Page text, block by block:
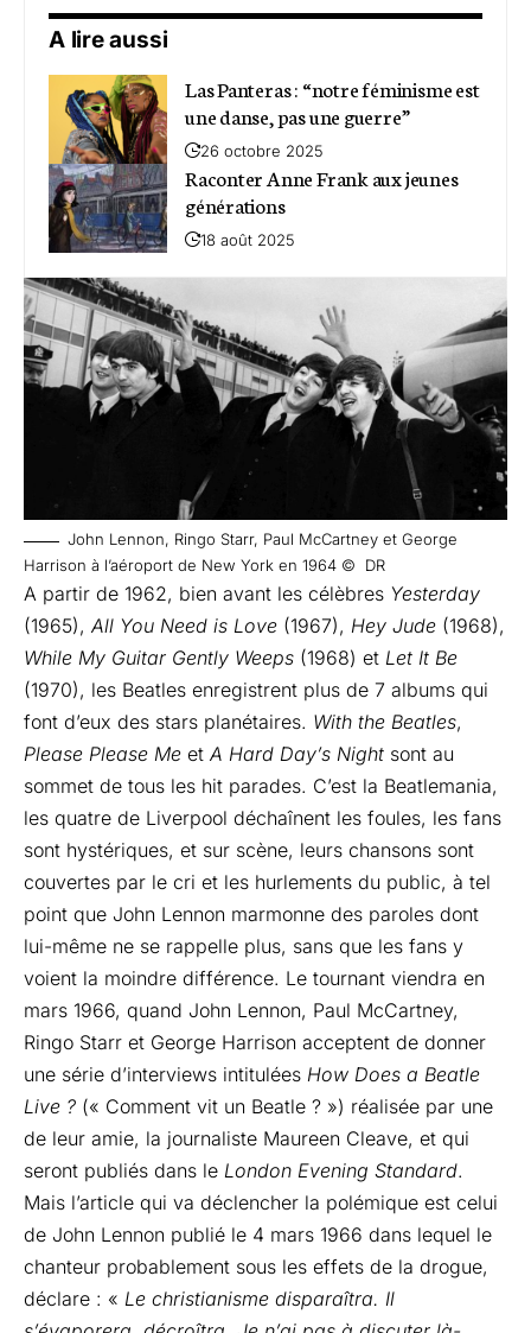
A lire aussi
Las Panteras : “notre féminisme est
une danse, pas une guerre”
26 octobre 2025
Raconter Anne Frank aux jeunes
générations
18 août 2025
John Lennon, Ringo Starr, Paul McCartney et George
Harrison à l’aéroport de New York en 1964 © DR
A partir de 1962, bien avant les célèbres Yesterday
(1965), All You Need is Love (1967), Hey Jude (1968),
While My Guitar Gently Weeps (1968) et Let It Be
(1970), les Beatles enregistrent plus de 7 albums qui
font d’eux des stars planétaires. With the Beatles,
Please Please Me et A Hard Day’s Night sont au
sommet de tous les hit parades. C’est la Beatlemania,
les quatre de Liverpool déchaînent les foules, les fans
sont hystériques, et sur scène, leurs chansons sont
couvertes par le cri et les hurlements du public, à tel
point que John Lennon marmonne des paroles dont
lui-même ne se rappelle plus, sans que les fans y
voient la moindre différence. Le tournant viendra en
mars 1966, quand John Lennon, Paul McCartney,
Ringo Starr et George Harrison acceptent de donner
une série d’interviews intitulées How Does a Beatle
Live ? (« Comment vit un Beatle ? ») réalisée par une
de leur amie, la journaliste Maureen Cleave, et qui
seront publiés dans le London Evening Standard.
Mais l’article qui va déclencher la polémique est celui
de John Lennon publié le 4 mars 1966 dans lequel le
chanteur probablement sous les effets de la drogue,
déclare : « Le christianisme disparaîtra. Il